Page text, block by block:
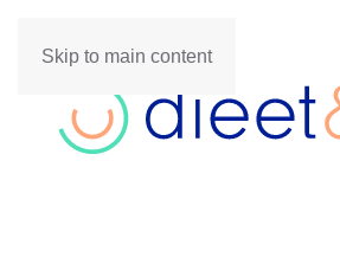
Skip to main content